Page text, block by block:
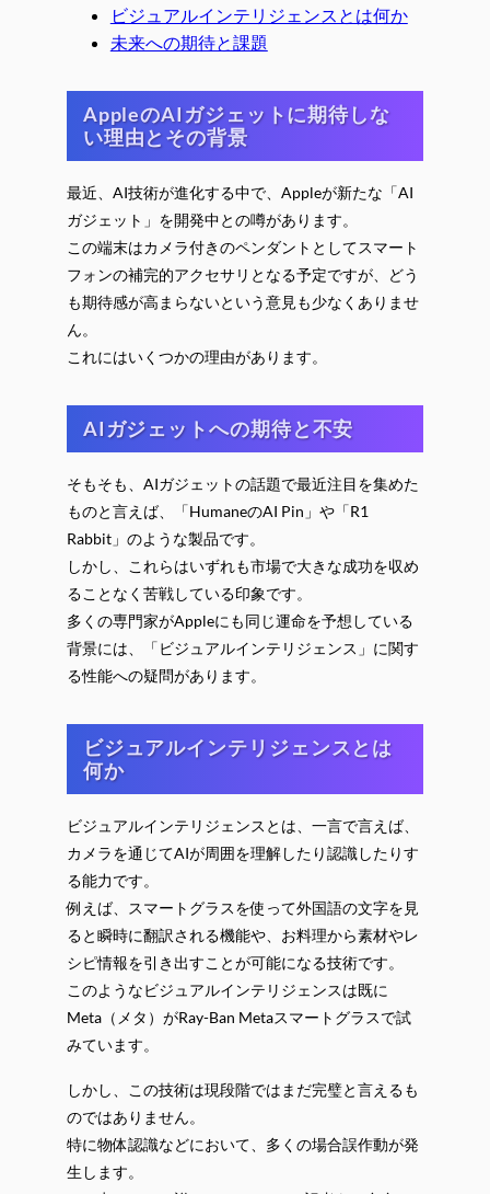
ビジュアルインテリジェンスとは何か
未来への期待と課題
AppleのAIガジェットに期待しな
い理由とその背景
最近、AI技術が進化する中で、Appleが新たな「AI
ガジェット」を開発中との噂があります。
この端末はカメラ付きのペンダントとしてスマート
フォンの補完的アクセサリとなる予定ですが、どう
も期待感が高まらないという意見も少なくありませ
ん。
これにはいくつかの理由があります。
AIガジェットへの期待と不安
そもそも、AIガジェットの話題で最近注目を集めた
ものと言えば、「HumaneのAI Pin」や「R1
Rabbit」のような製品です。
しかし、これらはいずれも市場で大きな成功を収め
ることなく苦戦している印象です。
多くの専門家がAppleにも同じ運命を予想している
背景には、「ビジュアルインテリジェンス」に関す
る性能への疑問があります。
ビジュアルインテリジェンスとは
何か
ビジュアルインテリジェンスとは、一言で言えば、
カメラを通じてAIが周囲を理解したり認識したりす
る能力です。
例えば、スマートグラスを使って外国語の文字を見
ると瞬時に翻訳される機能や、お料理から素材やレ
シピ情報を引き出すことが可能になる技術です。
このようなビジュアルインテリジェンスは既に
Meta（メタ）がRay-Ban Metaスマートグラスで試
みています。
しかし、この技術は現段階ではまだ完璧と言えるも
のではありません。
特に物体認識などにおいて、多くの場合誤作動が発
生します。